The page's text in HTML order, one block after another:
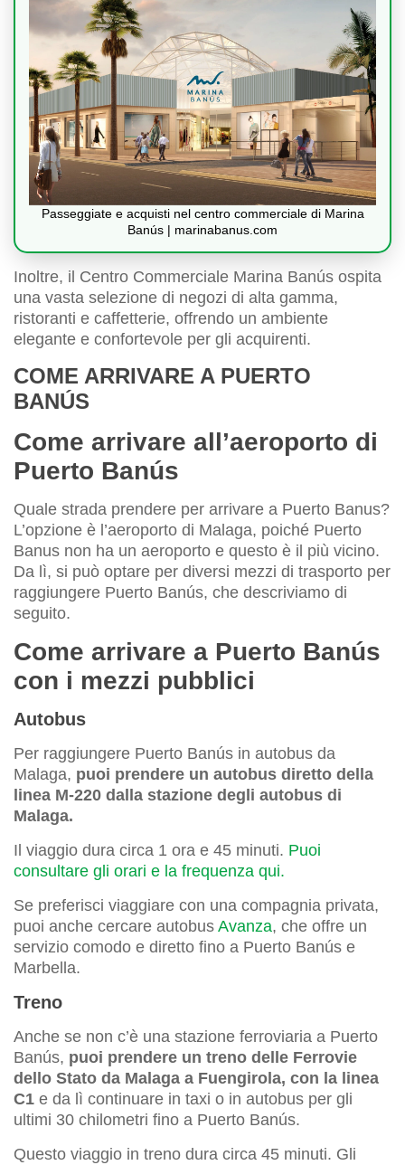
Passeggiate e acquisti nel centro commerciale di Marina
Banús | marinabanus.com
Inoltre, il Centro Commerciale Marina Banús ospita
una vasta selezione di negozi di alta gamma,
ristoranti e caffetterie, offrendo un ambiente
elegante e confortevole per gli acquirenti.
COME ARRIVARE A PUERTO
BANÚS
Come arrivare all’aeroporto di
Puerto Banús
Quale strada prendere per arrivare a Puerto Banus?
L’opzione è l’aeroporto di Malaga, poiché Puerto
Banus non ha un aeroporto e questo è il più vicino.
Da lì, si può optare per diversi mezzi di trasporto per
raggiungere Puerto Banús, che descriviamo di
seguito.
Come arrivare a Puerto Banús
con i mezzi pubblici
Autobus
Per raggiungere Puerto Banús in autobus da
Malaga, puoi prendere un autobus diretto della
linea M-220 dalla stazione degli autobus di
Malaga.
Il viaggio dura circa 1 ora e 45 minuti. Puoi
consultare gli orari e la frequenza qui.
Se preferisci viaggiare con una compagnia privata,
puoi anche cercare autobus Avanza, che offre un
servizio comodo e diretto fino a Puerto Banús e
Marbella.
Treno
Anche se non c’è una stazione ferroviaria a Puerto
Banús, puoi prendere un treno delle Ferrovie
dello Stato da Malaga a Fuengirola, con la linea
C1 e da lì continuare in taxi o in autobus per gli
ultimi 30 chilometri fino a Puerto Banús.
Questo viaggio in treno dura circa 45 minuti. Gli